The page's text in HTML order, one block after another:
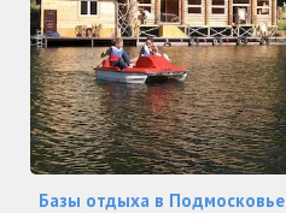
Базы отдыха в